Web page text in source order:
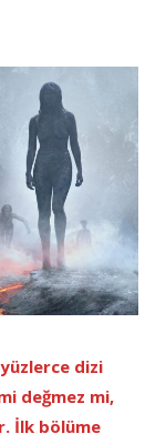
dizi
değmez mi,
İlk bölüme